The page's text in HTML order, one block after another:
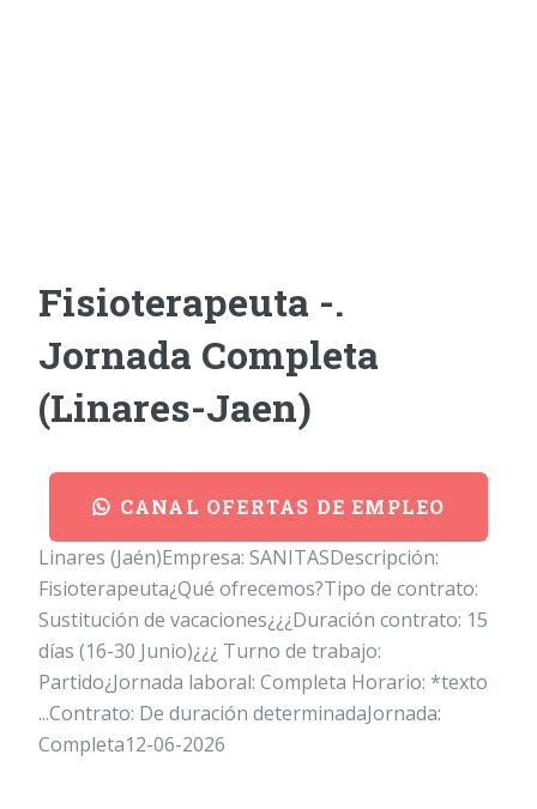
Fisioterapeuta -.
Jornada Completa
(Linares-Jaen)
CANAL OFERTAS DE EMPLEO
Linares (Jaén)Empresa: SANITASDescripción:
Fisioterapeuta¿Qué ofrecemos?Tipo de contrato:
Sustitución de vacaciones¿¿¿Duración contrato: 15
días (16-30 Junio)¿¿¿ Turno de trabajo:
Partido¿Jornada laboral: Completa Horario: *texto
...Contrato: De duración determinadaJornada:
Completa12-06-2026